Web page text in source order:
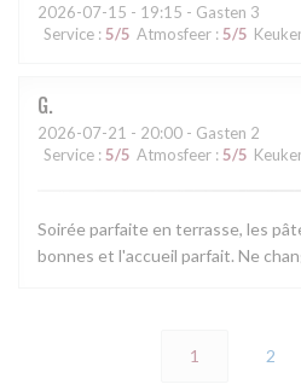
2026-07-15 - 19:15 - Gasten 3
Service : 5/5 Atmosfeer : 5/5
G
2026-07-21 - 20:00 - Gasten 2
Service : 5/5 Atmosfeer : 5/5
Soirée parfaite en terrasse, les
bonnes et l'accueil parfait. Ne
1 2